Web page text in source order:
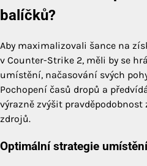
balíčků?
Aby maximalizovali šance na
v Counter-Strike 2, měli by se
umístění, načasování svých
Pochopení časů dropů a
výrazně zvýšit
zdrojů.
Optimální strategie